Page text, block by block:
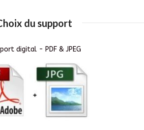
du support
digital - PDF & JPEG